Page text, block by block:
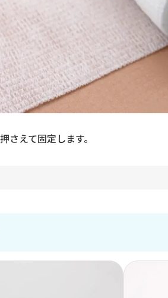
えて固定します。